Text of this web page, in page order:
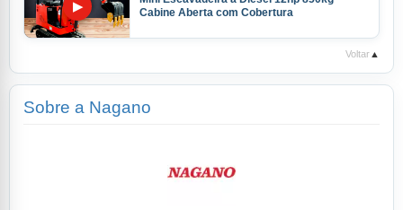
▶
Cabine Aberta com Cobertura
Voltar ▲
Sobre a Nagano